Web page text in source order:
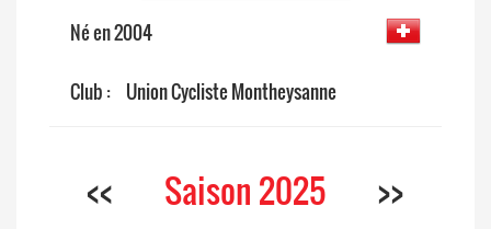
Né en 2004
Club : Union Cycliste Montheysanne
<< Saison 2025 >>